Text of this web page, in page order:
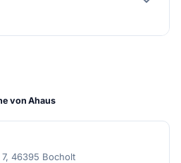
von Ahaus
46395 Bocholt